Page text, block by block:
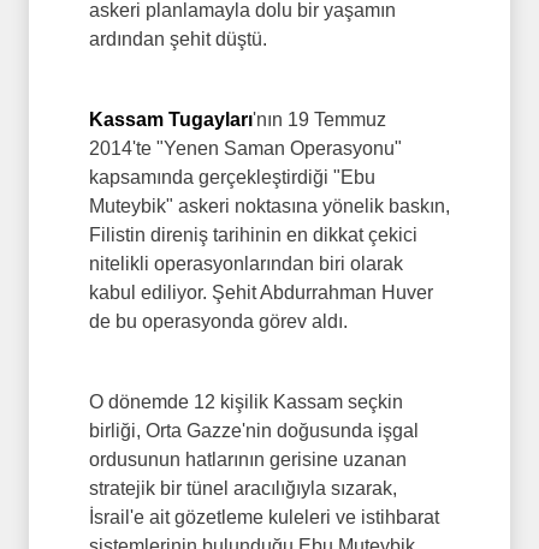
askeri planlamayla dolu bir yaşamın
ardından şehit düştü.
Kassam Tugayları'nın 19 Temmuz
2014'te "Yenen Saman Operasyonu"
kapsamında gerçekleştirdiği "Ebu
Muteybik" askeri noktasına yönelik baskın,
Filistin direniş tarihinin en dikkat çekici
nitelikli operasyonlarından biri olarak
kabul ediliyor. Şehit Abdurrahman Huver
de bu operasyonda görev aldı.
O dönemde 12 kişilik Kassam seçkin
birliği, Orta Gazze'nin doğusunda işgal
ordusunun hatlarının gerisine uzanan
stratejik bir tünel aracılığıyla sızarak,
İsrail'e ait gözetleme kuleleri ve istihbarat